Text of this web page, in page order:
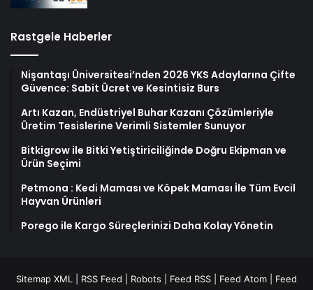
Rastgele Haberler
Nişantaşı Üniversitesi’nden 2026 YKS Adaylarına Çifte
Güvence: Sabit Ücret ve Kesintisiz Burs
Artı Kazan, Endüstriyel Buhar Kazanı Çözümleriyle
Üretim Tesislerine Verimli Sistemler Sunuyor
Bitkigrow ile Bitki Yetiştiriciliğinde Doğru Ekipman ve
Ürün Seçimi
Petmona : Kedi Maması ve Köpek Maması İle Tüm Evcil
Hayvan Ürünleri
Porego ile Kargo Süreçlerinizi Daha Kolay Yönetin
Sitemap XML RSS Feed Robots Feed RSS Feed Atom
Feed